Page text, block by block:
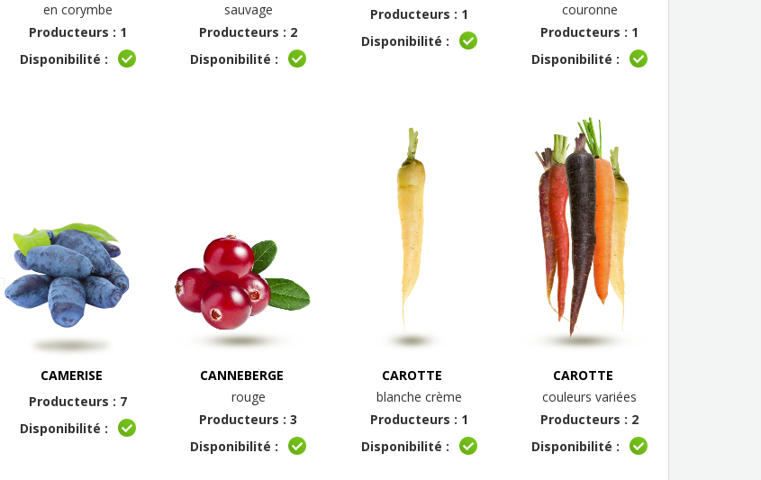
en corymbe
Producteurs : 1
Disponibilité :
sauvage
Producteurs : 2
Disponibilité :
Producteurs : 1
Disponibilité :
couronne
Producteurs : 1
Disponibilité :
CAMERISE
Producteurs : 7
Disponibilité :
CANNEBERGE
rouge
Producteurs : 3
Disponibilité :
CAROTTE
blanche crème
Producteurs : 1
Disponibilité :
CAROTTE
couleurs variées
Producteurs : 2
Disponibilité :